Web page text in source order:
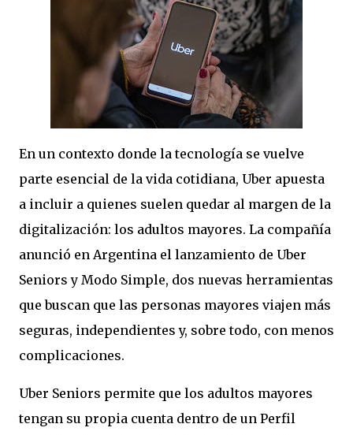
En un contexto donde la tecnología se vuelve
parte esencial de la vida cotidiana, Uber apuesta
a incluir a quienes suelen quedar al margen de la
digitalización: los adultos mayores. La compañía
anunció en Argentina el lanzamiento de Uber
Seniors y Modo Simple, dos nuevas herramientas
que buscan que las personas mayores viajen más
seguras, independientes y, sobre todo, con menos
complicaciones.
Uber Seniors permite que los adultos mayores
tengan su propia cuenta dentro de un Perfil